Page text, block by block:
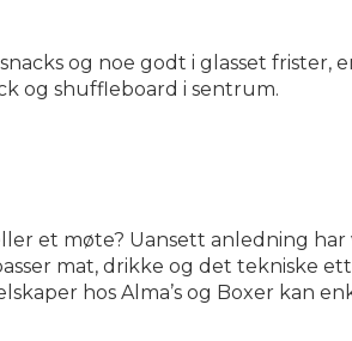
og noe godt i glasset frister,
og shuffleboard i sentrum.
et møte? Uansett anledning har
mat, drikke og det tekniske
hos Alma’s og Boxer kan